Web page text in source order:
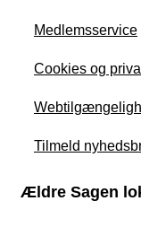
Medlemsservice
Cookies og
Tilmeld
Ældre Sagen